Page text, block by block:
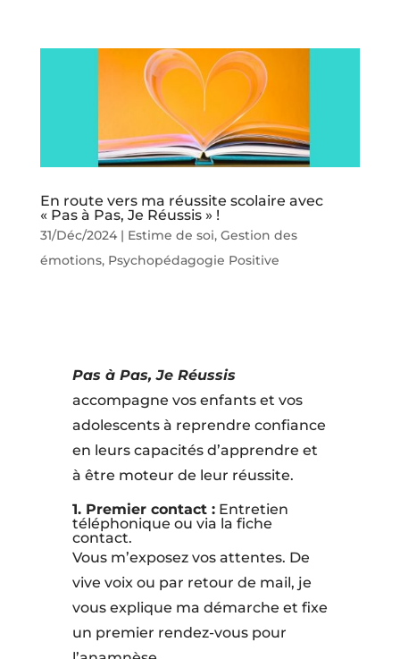
En route vers ma réussite scolaire avec
« Pas à Pas, Je Réussis » !
31/Déc/2024| Estime de soi, Gestion des
émotions, Psychopédagogie Positive
Pas à Pas, Je Réussis
accompagne vos enfants et vos
adolescents à reprendre confiance
en leurs capacités d’apprendre et
à être moteur de leur réussite.
1. Premier contact :Entretien
téléphonique ou via la fiche
contact.
Vous m’exposez vos attentes. De
vive voix ou par retour de mail, je
vous explique ma démarche et fixe
un premier rendez-vous pour